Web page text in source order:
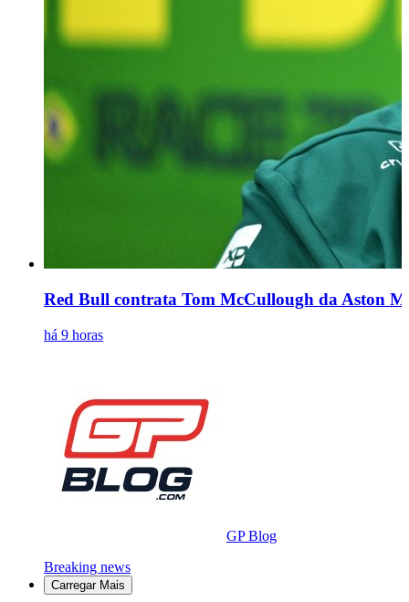
Red Bull contrata Tom McCullough da Aston
há 9 horas
GP Blog
Breaking news
Carregar Mais